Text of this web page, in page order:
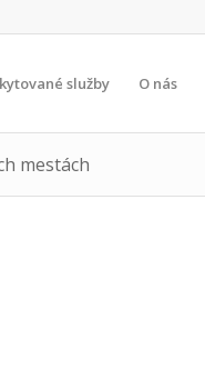
služby O nás
mestách